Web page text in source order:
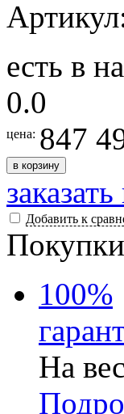
есть в
0.0
цена: 847
в корзину
Добавить к
100%
На